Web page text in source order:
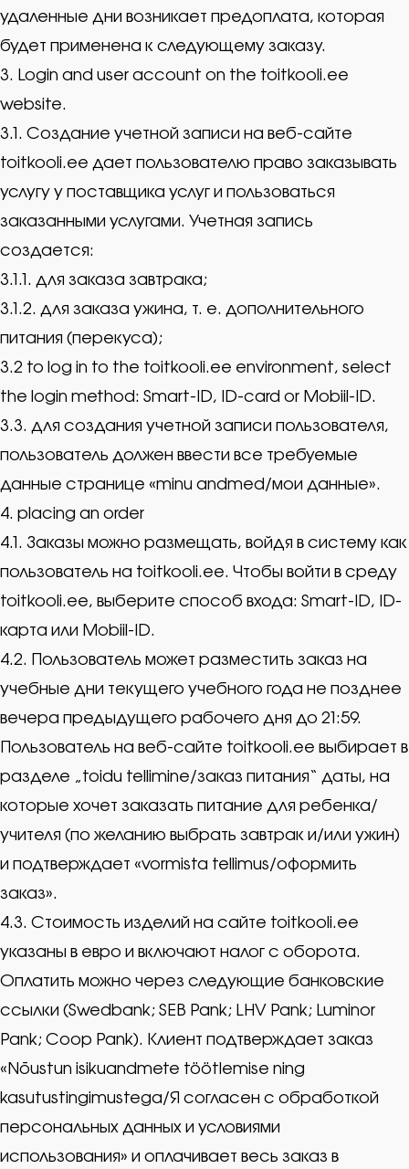
удаленные дни возникает предоплата, которая
будет применена к следующему заказу.
3. Login and user account on the toitkooli.ee
website.
3.1. Создание учетной записи на веб-сайте
toitkooli.ee дает пользователю право заказывать
услугу у поставщика услуг и пользоваться
заказанными услугами. Учетная запись
создается:
3.1.1. для заказа завтрака;
3.1.2. для заказа ужина, т. е. дополнительного
питания (перекуса);
3.2 to log in to the toitkooli.ee environment, select
the login method: Smart-ID, ID-card or Mobiil-ID.
3.3. для создания учетной записи пользователя,
пользователь должен ввести все требуемые
данные странице «minu andmed/мои данные».
4. placing an order
4.1. Заказы можно размещать, войдя в систему как
пользователь на toitkooli.ee. Чтобы войти в среду
toitkooli.ee, выберите способ входа: Smart-ID, ID-
карта или Mobiil-ID.
4.2. Пользователь может разместить заказ на
учебные дни текущего учебного года не позднее
вечера предыдущего рабочего дня до 21:59.
Пользователь на веб-сайте toitkooli.ee выбирает в
разделе „toidu tellimine/заказ питания“ даты, на
которые хочет заказать питание для ребенка/
учителя (по желанию выбрать завтрак и/или ужин)
и подтверждает «vormista tellimus/оформить
заказ».
4.3. Стоимость изделий на сайте toitkooli.ee
указаны в евро и включают налог с оборота.
Оплатить можно через следующие банковские
ссылки (Swedbank; SEB Pank; LHV Pank; Luminor
Pank; Coop Pank). Клиент подтверждает заказ
«Nõustun isikuandmete töötlemise ning
kasutustingimustega/Я согласен с обработкой
персональных данных и условиями
использования» и оплачивает весь заказ в